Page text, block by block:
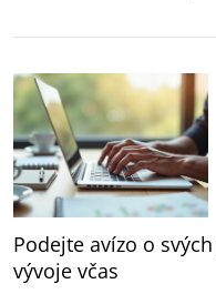
Podejte avízo o
vývoje včas